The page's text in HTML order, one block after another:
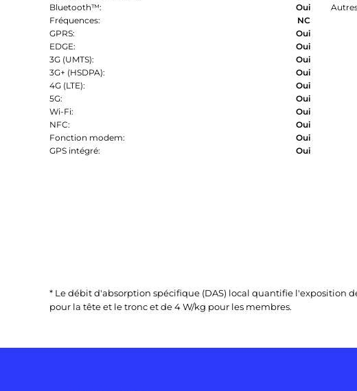
Bluetooth™:
Oui
Fréquences:
NC
GPRS:
Oui
EDGE:
Oui
3G (UMTS):
Oui
3G+ (HSDPA):
Oui
4G (LTE):
Oui
5G:
Oui
Wi-Fi:
Oui
NFC:
Oui
Fonction modem:
Oui
GPS intégré:
Oui
* Le débit d'absorption spécifique (DAS) local quantifie l'exposition
pour la tête et le tronc et de 4 W/kg pour les membres.